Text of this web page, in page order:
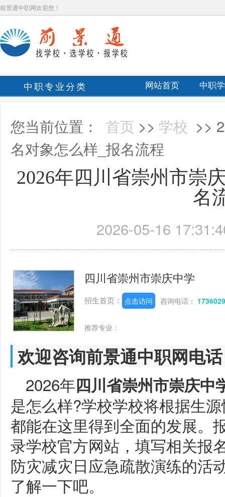
前景通中职网欢迎您！
中职专业分类 网站首页 中职
您当前位置： 首页 >> 学校 >>
名对象怎么样_报名流程
2026年四川省崇州市崇
名
2026-05-16
四川省崇州市崇庆中学
招生首页： 点击访问 咨询电话：
推荐专业：
欢迎咨询前景通中职网电
2026年四川省崇州市崇庆中
是怎么样?学校学校将根据生
都能在这里得到全面的发展。
录学校官方网站，填写相关报
防灾减灾日应急疏散演练的活
了解一下吧。